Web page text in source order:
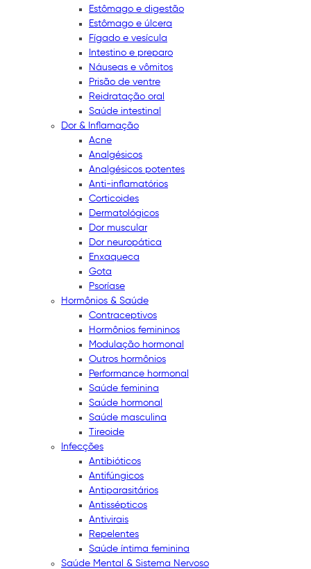
Estômago e digestão
Estômago e úlcera
Fígado e vesícula
Intestino e preparo
Náuseas e vômitos
Prisão de ventre
Reidratação oral
Saúde intestinal
Dor & Inflamação
Acne
Analgésicos
Analgésicos potentes
Anti-inflamatórios
Corticoides
Dermatológicos
Dor muscular
Dor neuropática
Enxaqueca
Gota
Psoríase
Hormônios & Saúde
Contraceptivos
Hormônios femininos
Modulação hormonal
Outros hormônios
Performance hormonal
Saúde feminina
Saúde hormonal
Saúde masculina
Tireoide
Infecções
Antibióticos
Antifúngicos
Antiparasitários
Antissépticos
Antivirais
Repelentes
Saúde íntima feminina
Saúde Mental & Sistema Nervoso